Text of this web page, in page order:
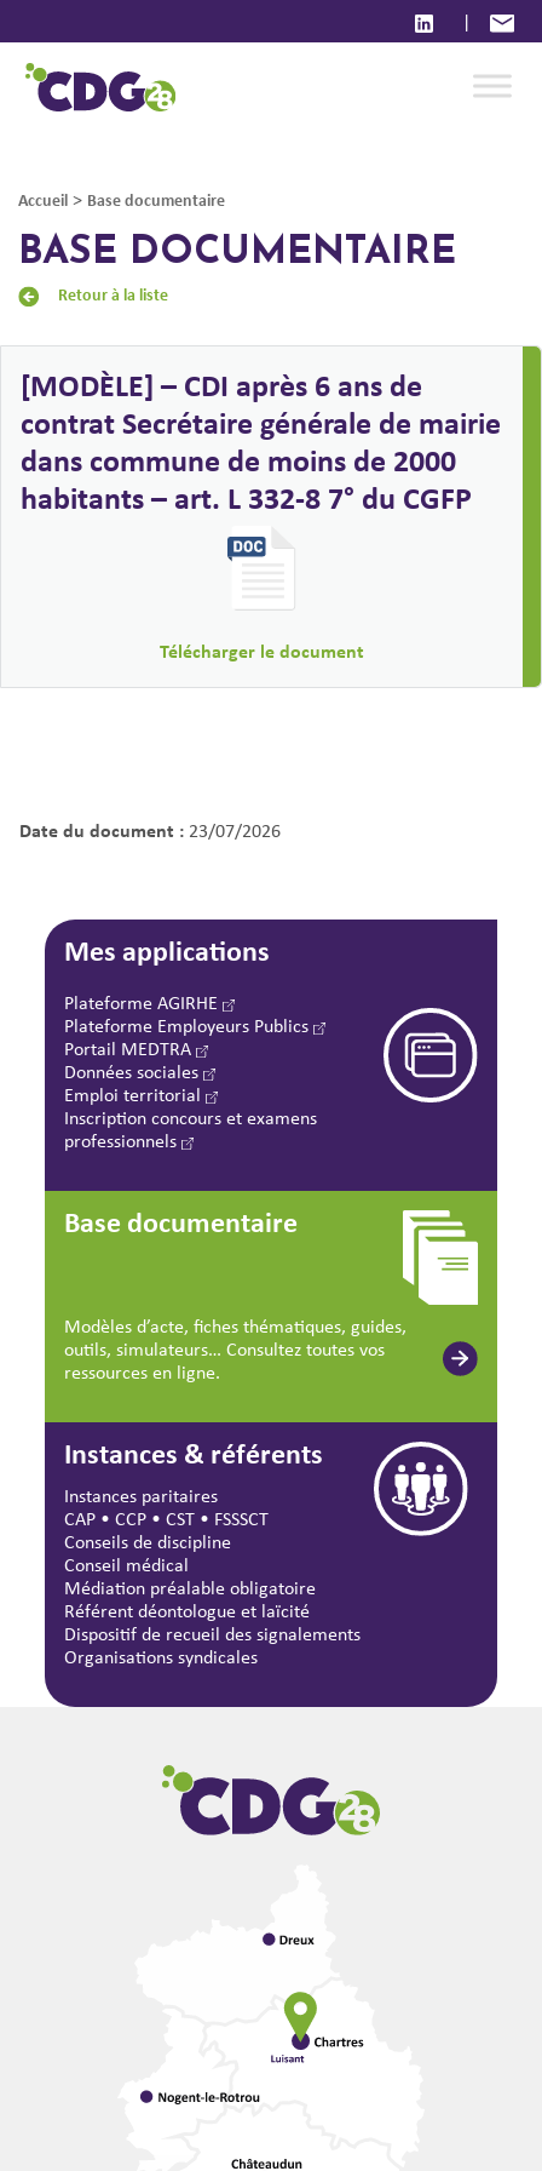
|
Accueil > Base documentaire
BASE DOCUMENTAIRE
Retour à la liste
[MODÈLE] – CDI après 6 ans de
contrat Secrétaire générale de mairie
dans commune de moins de 2000
habitants – art. L 332-8 7° du CGFP
Télécharger le document
Date du document : 23/07/2026
Mes applications
Plateforme AGIRHE
Plateforme Employeurs Publics
Portail MEDTRA
Données sociales
Emploi territorial
Inscription concours et examens
professionnels
Base documentaire
Modèles d’acte, fiches thématiques, guides,
outils, simulateurs… Consultez toutes vos
ressources en ligne.
Instances & référents
Instances paritaires
CAP •CCP •CST • FSSSCT
Conseils de discipline
Conseil médical
Médiation préalable obligatoire
Référent déontologue et laïcité
Dispositif de recueil des signalements
Organisations syndicales